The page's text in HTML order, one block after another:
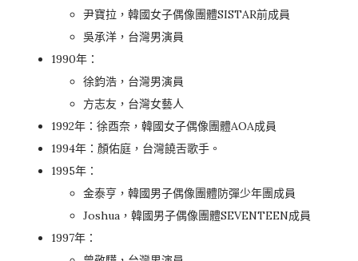
尹寶拉，韓國女子偶像團體SISTAR前成員
吳承洋，台灣男演員
1990年：
徐鈞浩，台灣男演員
方志友，台灣女藝人
1992年：徐酉奈，韓國女子偶像團體AOA成員
1994年：顏佑庭，台灣饒舌歌手。
1995年：
金泰亨，韓國男子偶像團體防彈少年團成員
Joshua，韓國男子偶像團體SEVENTEEN成員
1997年：